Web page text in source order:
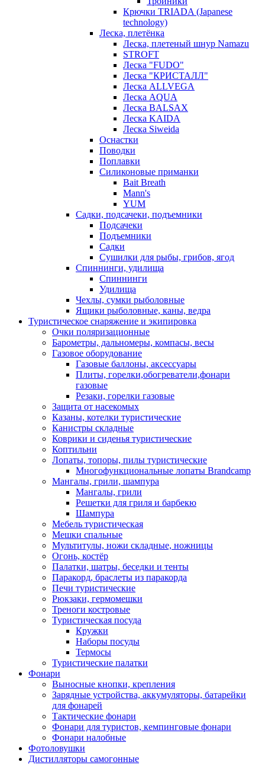
Крючки TRIADA (Japanese
technology)
Леска, плетёнка
Леска, плетеный шнур Namazu
STROFT
Леска "FUDO"
Леска "КРИСТАЛЛ"
Леска ALLVEGA
Леска AQUA
Леска BALSAX
Леска KAIDA
Леска Siweida
Оснастки
Поводки
Поплавки
Силиконовые приманки
Bait Breath
Mann's
YUM
Садки, подсачеки, подъемники
Подсачеки
Подъемники
Садки
Сушилки для рыбы, грибов, ягод
Спиннинги, удилища
Спиннинги
Удилища
Чехлы, сумки рыболовные
Ящики рыболовные, каны, ведра
Туристическое снаряжение и экипировка
Очки поляризационные
Барометры, дальномеры, компасы, весы
Газовое оборудование
Газовые баллоны, аксессуары
Плиты, горелки,обогреватели,фонари
газовые
Резаки, горелки газовые
Защита от насекомых
Казаны, котелки туристические
Канистры складные
Коврики и сиденья туристические
Коптильни
Лопаты, топоры, пилы туристические
Многофункциональные лопаты Brandcamp
Мангалы, грили, шампура
Мангалы, грили
Решетки для гриля и барбекю
Шампура
Мебель туристическая
Мешки спальные
Мультитулы, ножи складные, ножницы
Огонь, костёр
Палатки, шатры, беседки и тенты
Паракорд, браслеты из паракорда
Печи туристические
Рюкзаки, гермомешки
Треноги костровые
Туристическая посуда
Кружки
Наборы посуды
Термосы
Туристические палатки
Фонари
Выносные кнопки, крепления
Зарядные устройства, аккумуляторы, батарейки
для фонарей
Тактические фонари
Фонари для туристов, кемпинговые фонари
Фонари налобные
Фотоловушки
Дистилляторы самогонные